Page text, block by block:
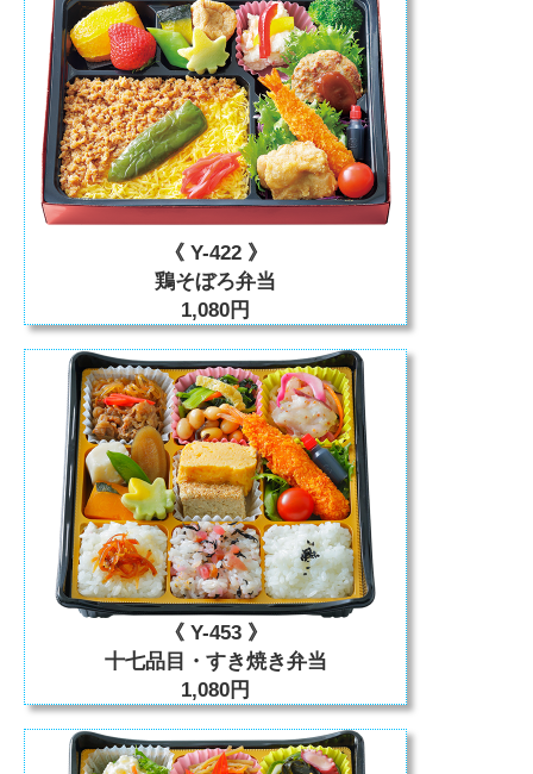
《 Y-422 》
鶏そぼろ弁当
1,080円
《 Y-453 》
十七品目・すき焼き弁当
1,080円